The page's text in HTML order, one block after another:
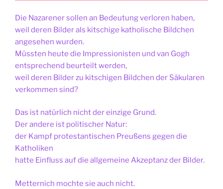
Die Nazarener sollen an Bedeutung verloren haben,
weil deren Bilder als kitschige katholische Bildchen
angesehen wurden.
Müssten heute die Impressionisten und van Gogh
entsprechend beurteilt werden,
weil deren Bilder zu kitschigen Bildchen der Säkularen
verkommen sind?
Das ist natürlich nicht der einzige Grund.
Der andere ist politischer Natur:
der Kampf protestantischen Preußens gegen die
Katholiken
hatte Einfluss auf die allgemeine Akzeptanz der Bilder.
Metternich mochte sie auch nicht.